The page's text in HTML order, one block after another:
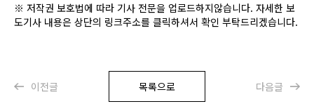
※ 저작권 보호법에 따라 기사 전문을 업로드하지않습니다. 자세한 보
도기사 내용은 상단의 링크주소를 클릭하셔서 확인 부탁드리겠습니다.
이전글 목록으로 다음글